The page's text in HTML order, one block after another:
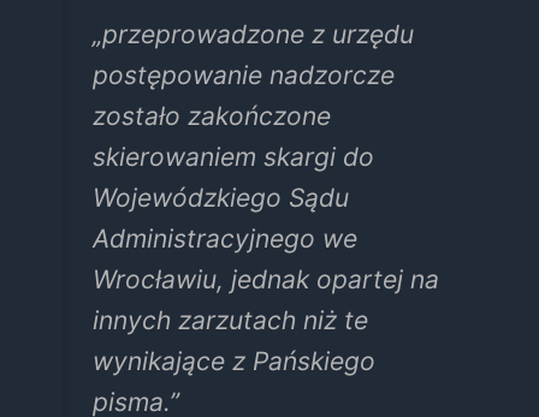
„przeprowadzone z urzędu
postępowanie nadzorcze
zostało zakończone
skierowaniem skargi do
Wojewódzkiego Sądu
Administracyjnego we
Wrocławiu, jednak opartej na
innych zarzutach niż te
wynikające z Pańskiego
pisma.”